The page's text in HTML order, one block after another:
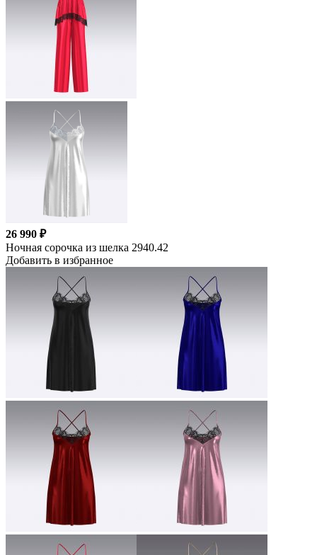
26 990 ₽
Ночная сорочка из шелка 2940.42
Добавить в избранное